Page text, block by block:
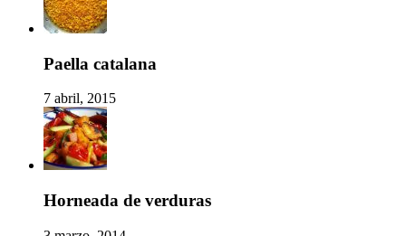
Paella catalana
7 abril, 2015
Horneada de verduras